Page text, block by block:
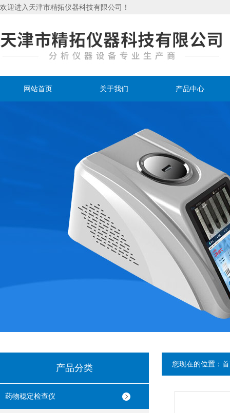
欢迎进入天津市精拓仪器科技有限公司！
网站首页 关于我们 产品中心
产品分类
药物稳定检查仪
您现在的位置：